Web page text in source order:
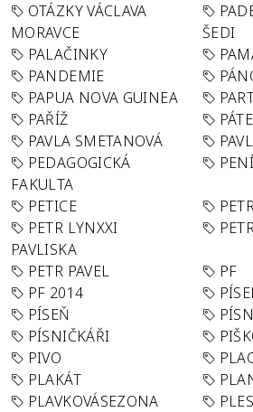
OTÁZKY VÁCLAVA
MORAVCE
ŠEDI
PALAČINKY
PANDEMIE
PAPUA NOVA GUINEA
PAŘÍŽ
PAVLA SMETANOVÁ
PEDAGOGICKÁ
FAKULTA
PETICE
PETR LYNXXI
PAVLISKA
PETR PAVEL
PF
PF 2014
PÍSEŇ
PÍSNIČKÁŘI
PIVO
PLAKÁT
PLAVKOVÁSEZONA
PLES